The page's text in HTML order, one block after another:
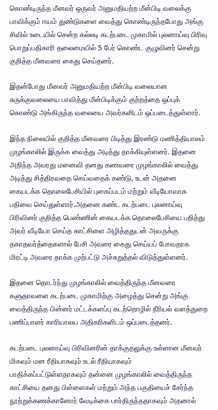
கொண்டிருந்த மீனவர் ஒருவர் அனுமதியற்ற மீன்பிடி வலைக்கு
பாவிக்கும் ஈயம் துண்டுகளை வைத்து கொண்டிருந்தபோது அங்கு
சிவில் உடையில் சென்ற கல்லடி கடற்படை முகாமில் புலனாய்வு பிரிவு
பொறுப்பதிகாரி தலைமையில் 5 பேர் கொண்ட குழுவினர் சென்று
குறித்த மீனவரை கைது செய்தனர்.
இதன்போது மீனவர் அனுமதியற்ற மீன்பிடி வலையான
சுருக்குவலையை பாவித்து மீன்பிடிக்கும் குற்றத்தை ஒப்புக்
கொண்டு அங்கிருந்த வலையை அவர்களிடம் ஒப்படைத்துள்ளார்.
இந்த நிலையில் குறித்த மீனவரை பிடித்து இரண்டு மணித்தியாலம்
முழங்காலில் இருக்க வைத்து அடித்து தாக்கியுள்ளனர். இதனை
அறிந்த அவரது மனைவி தனது கணவரை முழங்காலில் வைத்து
அடித்து சித்திரவதை செய்வதைக் கண்டு, உடன் அதனை
கையடக்க தொலைபேசியில் புகைப்படம் மற்றும் வீடியோவாக
பதிவை செய்துள்ளார்.அதனை கண்ட கடற்படை புலனாய்வு
பிரிவினர் குறித்த பெண்ணின் கையடக்க தொலைபேசியை பறித்து
அவர் வீடியோ செய்த காட்சிளை அழித்ததுடன் அவருக்கு
தகாதவர்த்தைகளால் பேசி அவரை கைது செய்யப் போவதாக
மிரட்டி அவரை தாக்க முற்பட்டு அச்சுறுத்தல் விடுத்துள்ளனர்.
இதனை தொடர்ந்து முழங்காலில் வைத்திருந்த மீனவரை
களுதாவளை கடற்படை முகாமிற்கு அழைத்து சென்று அங்கு
வைத்திருந்த பின்னர் மட்டக்களப்பு கடற்றொழில் நீரியல் வளத்துறை
பணிப்பாளர் காரியாலய அதிகரிகளிடம் ஒப்படைத்தனர்.
கடற்படை புலனாய்வு பிரிவினரின் தாக்குதலுக்கு உள்ளான மீனவர்
மிகவும் மன ரீதியாகவும் உடல் ரீதியாகவும்
பாதிக்கப்பட்டுள்ளதாகவும் தன்னை முழங்காலில் வைத்திருந்த
காட்சியை தனது பிள்ளைகள் மற்றும் அந்த பகுதியைச் சேர்ந்த
நூற்றுக்கணக்கானோர் வேடிக்கை பார்திருந்ததாகவும் அதனால்